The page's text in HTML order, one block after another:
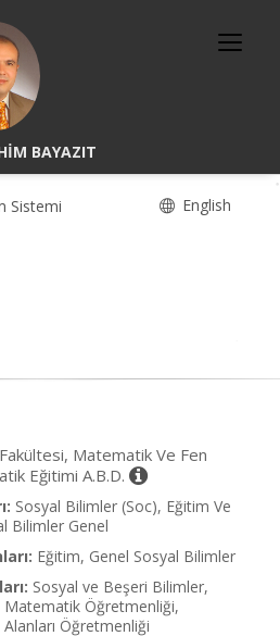
BAYAZIT
Sistemi English
Matematik Ve Fen
Eğitimi A.B.D.
Sosyal Bilimler (Soc), Eğitim Ve
Bilimler Genel
Eğitim, Genel Sosyal Bilimler
Sosyal ve Beşeri Bilimler,
Öğretmenliği,
Öğretmenliği